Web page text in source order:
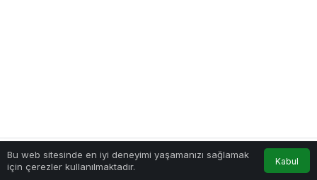
Bu web sitesinde en iyi deneyimi yaşamanızı sağlamak
için çerezler kullanılmaktadır.
Kabul
Anasayfa